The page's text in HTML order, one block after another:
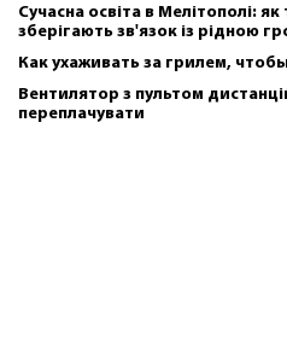
Сучасна освіта в Мелітополі:
зберігають зв'язок із рідною
Как ухаживать за грилем,
Вентилятор з пультом
переплачувати